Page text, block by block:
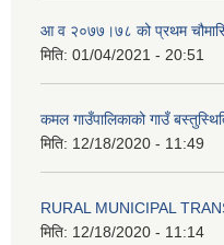
आ व २०७७।७८ को प्रथम
मिति: 01/04/2021 - 20:51
कमल गाउँपालिकाको गाउँ
मिति: 12/18/2020 - 11:49
RURAL MUNICIPAL
मिति: 12/18/2020 - 11:14